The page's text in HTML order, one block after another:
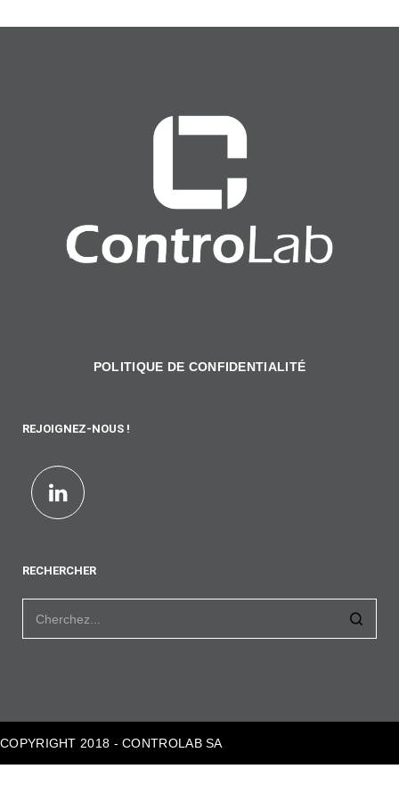
POLITIQUE DE CONFIDENTIALITÉ
REJOIGNEZ-NOUS !
RECHERCHER
COPYRIGHT 2018 - CONTROLAB SA